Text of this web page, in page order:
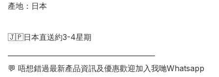
產地：日本
🇯🇵日本直送約3-4星期
💬 唔想錯過最新產品資訊及優惠歡迎加入我哋Whatsapp